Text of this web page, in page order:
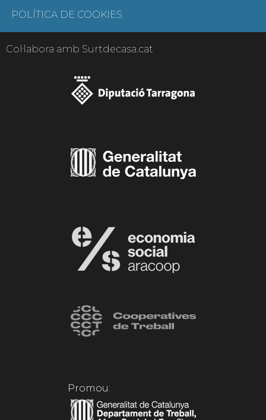
POLÍTICA DE COOKIES
Col·labora amb Surtdecasa.cat
Promou: